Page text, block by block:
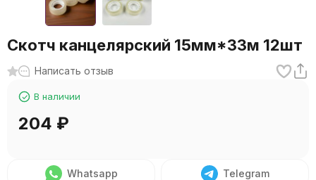
Скотч канцелярский 15мм*33м 12шт
Написать отзыв
В наличии
204 ₽
Whatsapp Telegram